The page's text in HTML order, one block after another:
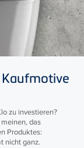
zu investieren?
das
Produktes:
nicht ganz.